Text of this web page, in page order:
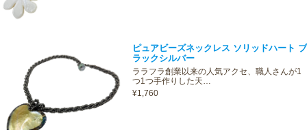
ピュアビーズネックレス ソリッドハート ブ
ラックシルバー
ララフラ創業以来の人気アクセ、職人さんが1
つ1つ手作りした天…
¥1,760